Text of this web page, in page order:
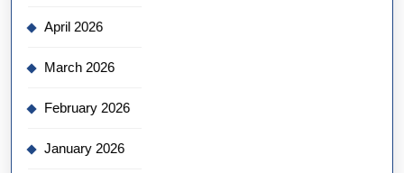
April 2026
March 2026
February 2026
January 2026